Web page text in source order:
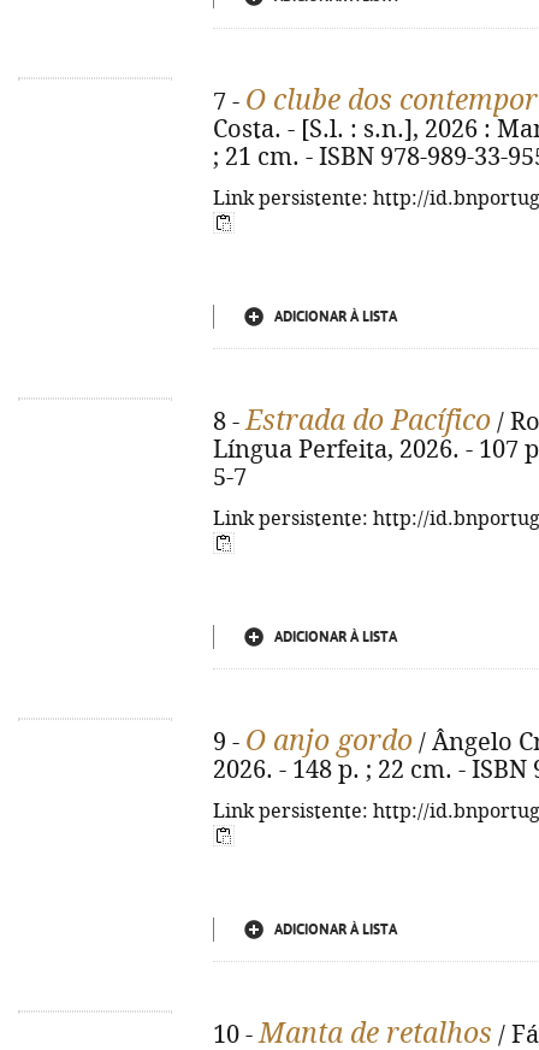
7 - O clube dos
Costa. - [S.l. : s.n.], 2026 :
; 21 cm. - ISBN 978-989-33-
Link persistente: http://
ADICIONAR À LISTA
8 -Estrada do Pacífico /
Língua Perfeita, 2026. - 107
5-7
Link persistente: http://
ADICIONAR À LISTA
9 - O anjo gordo / Ângelo
2026. - 148 p. ; 22 cm. - ISBN
Link persistente: http://
ADICIONAR À LISTA
10 -Manta de retalhos /